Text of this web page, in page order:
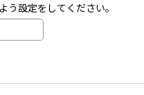
設定をしてください。